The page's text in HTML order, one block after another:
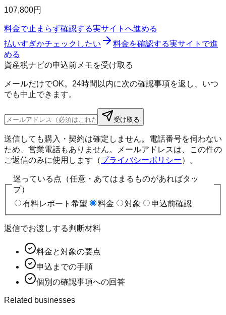
107,800円
料金で止まらず確認する実サイトへ進める
払いすぎかチェックしたい
料金を確認する実サイトで進
める
資産税ナビの申込前メモを受け取る
メールだけでOK。24時間以内に次の確認事項を返し、いつ
でも中止できます。
受け取る
送信しても購入・契約は確定しません。電話番号を伺わない
ため、営業電話もありません。メールアドレスは、この件の
ご返信のみに使用します（プライバシーポリシー）。
迷っている点（任意・あてはまるものがあればタッ
プ）
有料レポート希望
料金 対象 申込前確認
返信でお渡しする判断材料
料金と対象の要点
申込までの手順
個別の確認事項への回答
Related businesses